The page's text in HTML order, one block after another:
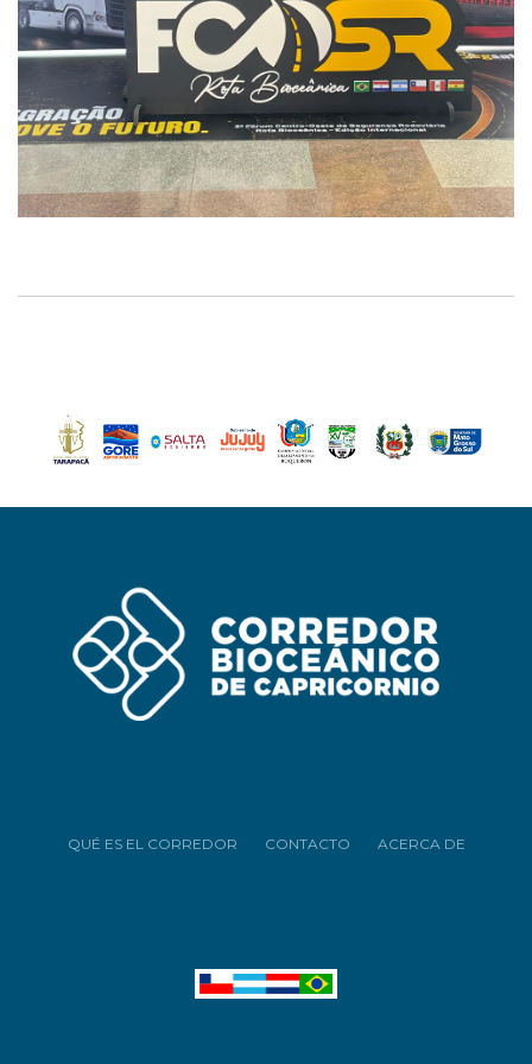
Compartir:
QUÉ ES EL CORREDOR CONTACTO ACERCA DE